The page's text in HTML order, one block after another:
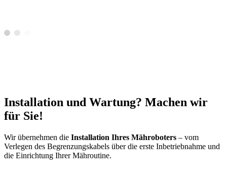
Installation und Wartung? Machen wir
für Sie!
Wir übernehmen die Installation Ihres Mähroboters – vom
Verlegen des Begrenzungskabels über die erste Inbetriebnahme und
die Einrichtung Ihrer Mähroutine.